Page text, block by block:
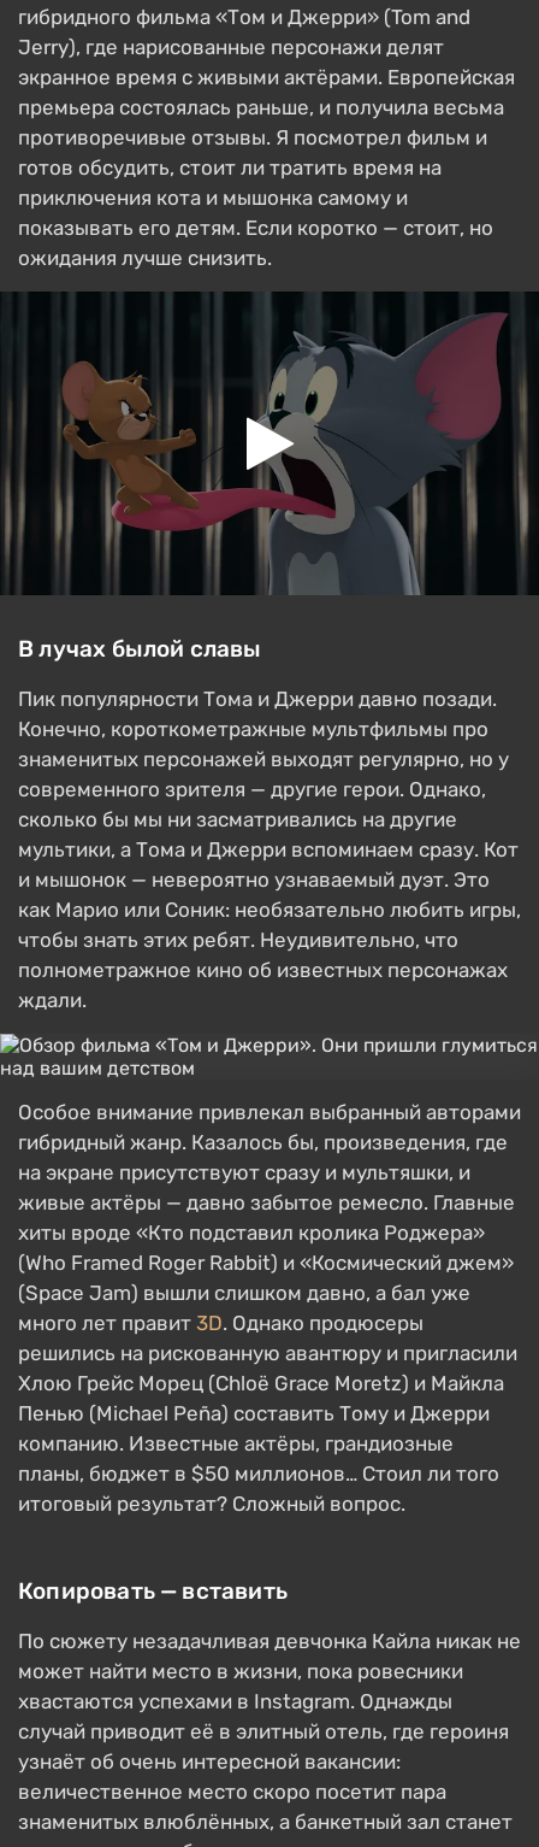
гибридного фильма «Том и Джерри» (Tom and
Jerry), где нарисованные персонажи делят
экранное время с живыми актёрами. Европейская
премьера состоялась раньше, и получила весьма
противоречивые отзывы. Я посмотрел фильм и
готов обсудить, стоит ли тратить время на
приключения кота и мышонка самому и
показывать его детям. Если коротко — стоит, но
ожидания лучше снизить.
В лучах былой славы
Пик популярности Тома и Джерри давно позади.
Конечно, короткометражные мультфильмы про
знаменитых персонажей выходят регулярно, но у
современного зрителя — другие герои. Однако,
сколько бы мы ни засматривались на другие
мультики, а Тома и Джерри вспоминаем сразу. Кот
и мышонок — невероятно узнаваемый дуэт. Это
как Марио или Соник: необязательно любить игры,
чтобы знать этих ребят. Неудивительно, что
полнометражное кино об известных персонажах
ждали.
Особое внимание привлекал выбранный авторами
гибридный жанр. Казалось бы, произведения, где
на экране присутствуют сразу и мультяшки, и
живые актёры — давно забытое ремесло. Главные
хиты вроде «Кто подставил кролика Роджера»
(Who Framed Roger Rabbit) и «Космический джем»
(Space Jam) вышли слишком давно, а бал уже
много лет правит 3D. Однако продюсеры
решились на рискованную авантюру и пригласили
Хлою Грейс Морец (Chloë Grace Moretz) и Майкла
Пенью (Michael Peña) составить Тому и Джерри
компанию. Известные актёры, грандиозные
планы, бюджет в $50 миллионов… Стоил ли того
итоговый результат? Сложный вопрос.
Копировать — вставить
По сюжету незадачливая девчонка Кайла никак не
может найти место в жизни, пока ровесники
хвастаются успехами в Instagram. Однажды
случай приводит её в элитный отель, где героиня
узнаёт об очень интересной вакансии:
величественное место скоро посетит пара
знаменитых влюблённых, а банкетный зал станет